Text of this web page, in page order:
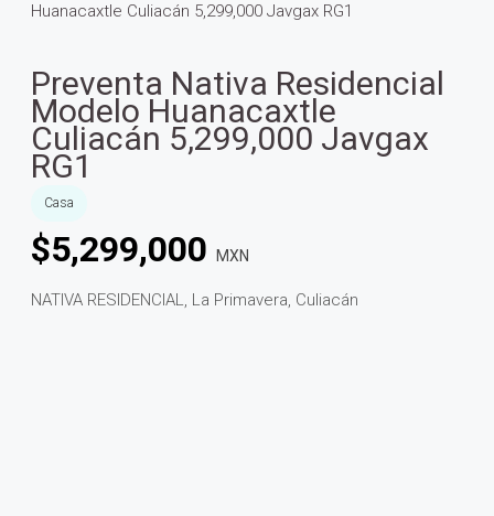
Huanacaxtle Culiacán 5,299,000 Javgax RG1
Preventa Nativa Residencial
Modelo Huanacaxtle
Culiacán 5,299,000 Javgax
RG1
Casa
$5,299,000 MXN
NATIVA RESIDENCIAL, La Primavera, Culiacán